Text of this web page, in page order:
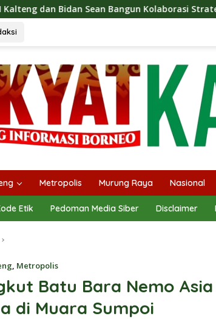
Kolaborasi Strategis, Tingkatkan Edukasi
Metropolis Murung Raya Nasional
Etik Pedoman Media Siber Disclaimer
, Metropolis
Batu Bara Nemo
di Muara Sumpoi